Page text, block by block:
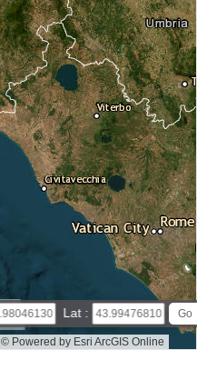
© Powered by Esri ArcGIS Online
Lat :